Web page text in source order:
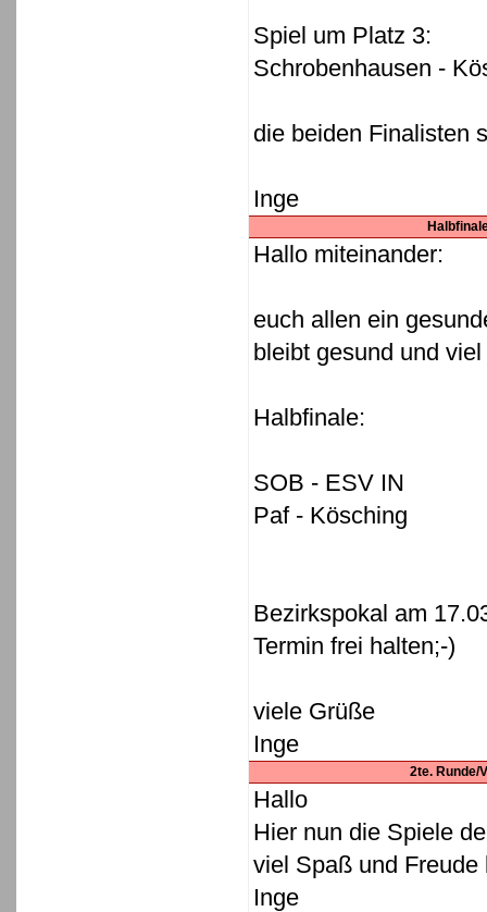
Spiel um Platz 3:
Schrobenhausen -
die beiden Finalisten
Inge
Hallo miteinander:
euch allen ein
bleibt gesund und
Halbfinale:
SOB - ESV IN
Paf - Kösching
Bezirkspokal am
Termin frei halten;-)
viele Grüße
Inge
2te. Runde/
Hallo
Hier nun die Spiele
viel Spaß und Freude
Inge